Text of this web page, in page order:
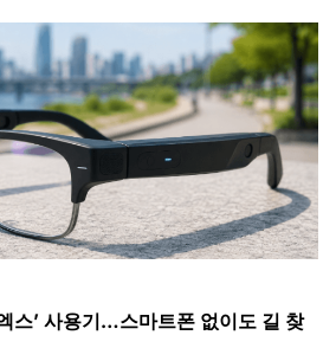
스’ 사용기…스마트폰 없이도 길 찾